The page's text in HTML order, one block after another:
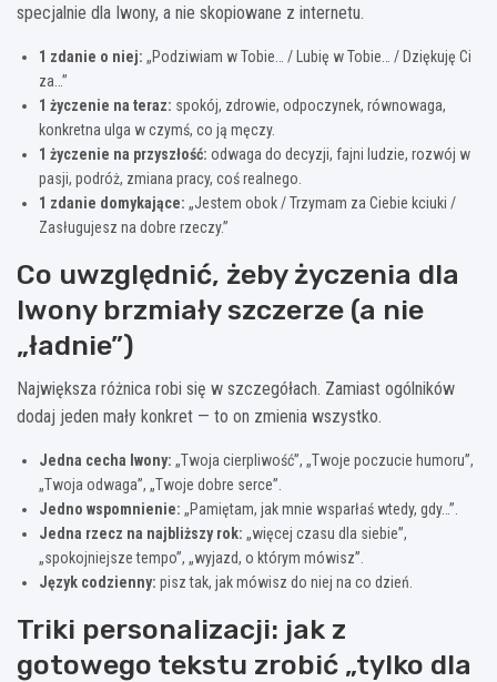
specjalnie dla Iwony, a nie skopiowane z internetu.
1 zdanie o niej: „Podziwiam w Tobie… / Lubię w Tobie… / Dziękuję Ci
za…”
1 życzenie na teraz: spokój, zdrowie, odpoczynek, równowaga,
konkretna ulga w czymś, co ją męczy.
1 życzenie na przyszłość: odwaga do decyzji, fajni ludzie, rozwój w
pasji, podróż, zmiana pracy, coś realnego.
1 zdanie domykające: „Jestem obok / Trzymam za Ciebie kciuki /
Zasługujesz na dobre rzeczy.”
Co uwzględnić, żeby życzenia dla
Iwony brzmiały szczerze (a nie
„ładnie”)
Największa różnica robi się w szczegółach. Zamiast ogólników
dodaj jeden mały konkret — to on zmienia wszystko.
Jedna cecha Iwony: „Twoja cierpliwość”, „Twoje poczucie humoru”,
„Twoja odwaga”, „Twoje dobre serce”.
Jedno wspomnienie: „Pamiętam, jak mnie wsparłaś wtedy, gdy…”.
Jedna rzecz na najbliższy rok: „więcej czasu dla siebie”,
„spokojniejsze tempo”, „wyjazd, o którym mówisz”.
Język codzienny: pisz tak, jak mówisz do niej na co dzień.
Triki personalizacji: jak z
gotowego tekstu zrobić „tylko dla